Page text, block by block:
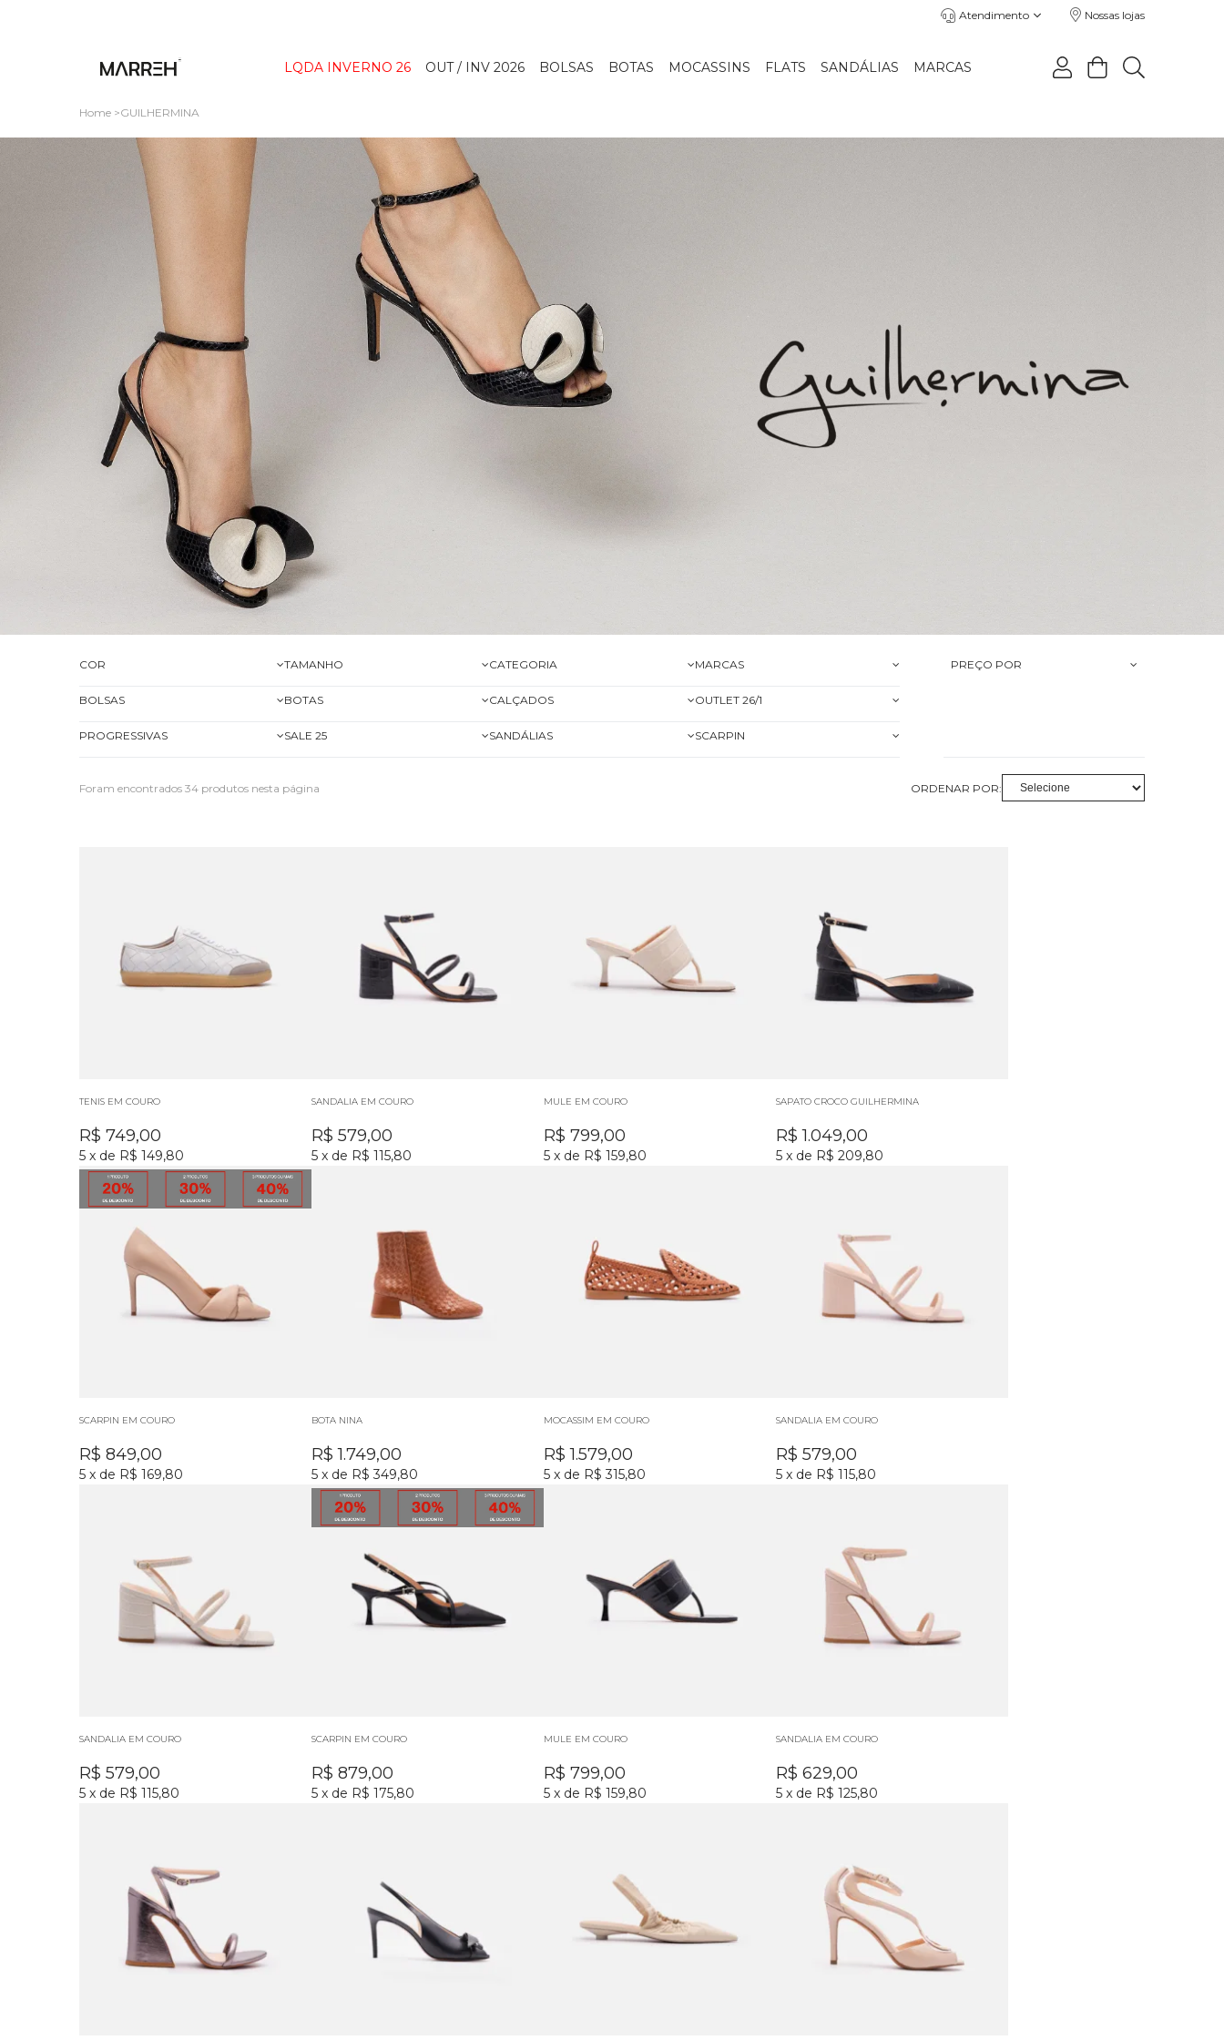
Atendimento Nossas lojas
LQDA INVERNO 26 OUT / INV 2026 BOLSAS BOTAS MOCASSINS FLATS SANDÁLIAS MARCAS
Home GUILHERMINA
COR TAMANHO CATEGORIA MARCAS
BOLSAS BOTAS CALÇADOS OUTLET 26/1
PROGRESSIVAS SALE 25 SANDÁLIAS SCARPIN
PREÇO POR
Foram encontrados 34 produtos nesta página ORDENAR POR:
TENIS EM COURO
R$ 749,00
5 x de R$ 149,80
SANDALIA EM COURO
R$ 579,00
5 x de R$ 115,80
MULE EM COURO
R$ 799,00
5 x de R$ 159,80
SAPATO CROCO GUILHERMINA
R$ 1.049,00
5 x de R$ 209,80
SCARPIN EM COURO
R$ 849,00
5 x de R$ 169,80
BOTA NINA
R$ 1.749,00
5 x de R$ 349,80
MOCASSIM EM COURO
R$ 1.579,00
5 x de R$ 315,80
SANDALIA EM COURO
R$ 579,00
5 x de R$ 115,80
SANDALIA EM COURO
R$ 579,00
5 x de R$ 115,80
SCARPIN EM COURO
R$ 879,00
5 x de R$ 175,80
MULE EM COURO
R$ 799,00
5 x de R$ 159,80
SANDALIA EM COURO
R$ 629,00
5 x de R$ 125,80